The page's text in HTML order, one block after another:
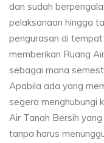
dan sudah
pelaksanaan hingga
pengurasan di
memberikan Ruang
sebagai mana
Apabila ada yang
segera menghubungi
Air Tanah Bersih
tanpa harus